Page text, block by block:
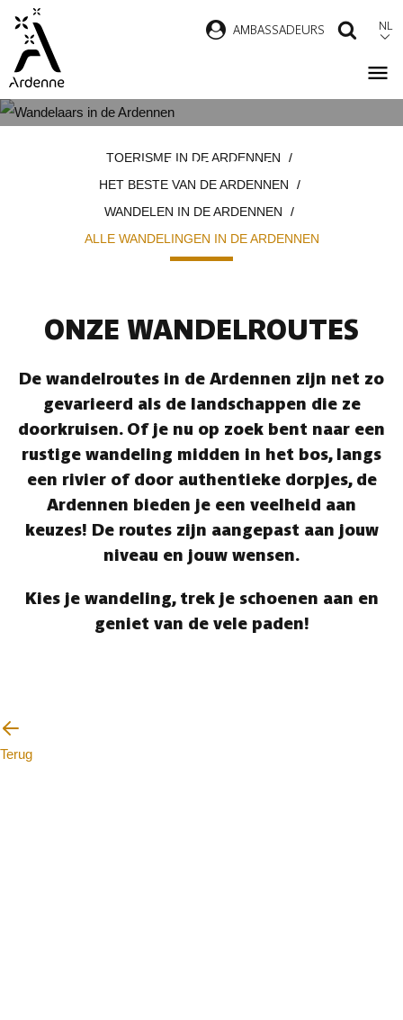
Overslaan
naar
inhoud
AMBASSADEURS NL
ARDENNEN
TOERISME IN DE ARDENNEN
HET BESTE VAN DE ARDENNEN
WANDELEN IN DE ARDENNEN
ALLE WANDELINGEN IN DE ARDENNEN
ONZE WANDELROUTES
De wandelroutes in de Ardennen zijn net zo
gevarieerd als de landschappen die ze
doorkruisen. Of je nu op zoek bent naar een
rustige wandeling midden in het bos, langs
een rivier of door authentieke dorpjes, de
Ardennen bieden je een veelheid aan
keuzes! De routes zijn aangepast aan jouw
niveau en jouw wensen.
Kies je wandeling, trek je schoenen aan en
geniet van de vele paden!
Terug